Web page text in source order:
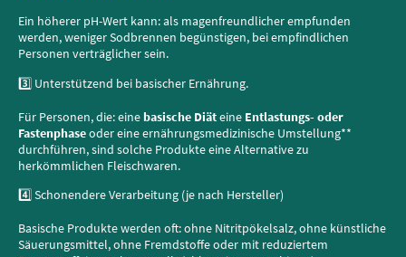
Ein höherer pH-Wert kann: als magenfreundlicher empfunden
werden, weniger Sodbrennen begünstigen, bei empfindlichen
Personen verträglicher sein.
3️⃣ Unterstützend bei basischer Ernährung.
Für Personen, die: eine basische Diäteine Entlastungs- oder
Fastenphaseoder eine ernährungsmedizinische Umstellung**
durchführen, sind solche Produkte eine Alternative zu
herkömmlichen Fleischwaren.
4️⃣ Schonendere Verarbeitung (je nach Hersteller)
Basische Produkte werden oft: ohne Nitritpökelsalz, ohne künstliche
Säuerungsmittel, ohne Fremdstoffe oder mit reduziertem